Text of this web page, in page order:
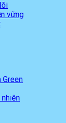
vững
Green